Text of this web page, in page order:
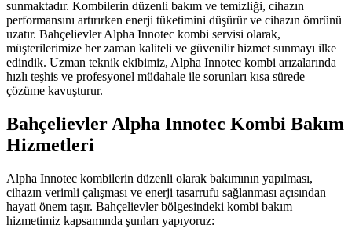
sunmaktadır. Kombilerin düzenli bakım ve temizliği, cihazın
performansını artırırken enerji tüketimini düşürür ve cihazın ömrünü
uzatır. Bahçelievler Alpha Innotec kombi servisi olarak,
müşterilerimize her zaman kaliteli ve güvenilir hizmet sunmayı ilke
edindik. Uzman teknik ekibimiz, Alpha Innotec kombi arızalarında
hızlı teşhis ve profesyonel müdahale ile sorunları kısa sürede
çözüme kavuşturur.
Bahçelievler Alpha Innotec Kombi Bakım
Hizmetleri
Alpha Innotec kombilerin düzenli olarak bakımının yapılması,
cihazın verimli çalışması ve enerji tasarrufu sağlanması açısından
hayati önem taşır. Bahçelievler bölgesindeki kombi bakım
hizmetimiz kapsamında şunları yapıyoruz: